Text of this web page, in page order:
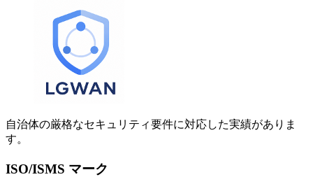
自治体の厳格なセキュリティ要件に対応した実績がありま
す。
ISO/ISMS マーク